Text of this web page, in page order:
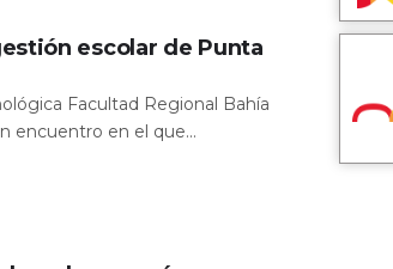
escolar de Punta
Facultad Regional Bahía
encuentro en el que...